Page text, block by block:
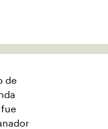
de
fue